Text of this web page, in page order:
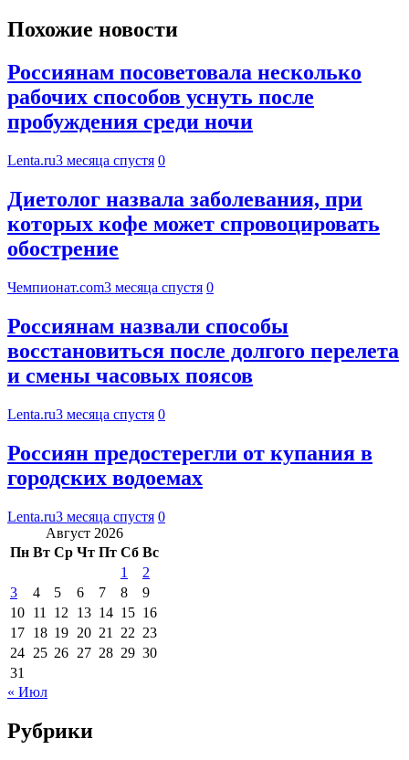
Похожие новости
Россиянам посоветовала несколько
рабочих способов уснуть после
пробуждения среди ночи
Lenta.ru3 месяца спустя 0
Диетолог назвала заболевания, при
которых кофе может спровоцировать
обострение
Чемпионат.com3 месяца спустя 0
Россиянам назвали способы
восстановиться после долгого перелета
и смены часовых поясов
Lenta.ru3 месяца спустя 0
Россиян предостерегли от купания в
городских водоемах
Lenta.ru3 месяца спустя 0
Август 2026
Пн Вт Ср Чт Пт Сб Вс
1
2
3
4 5 6 7 8
9
10 11 12 13 14 15 16
17 18 19 20 21 22 23
24 25 26 27 28 29 30
31
« Июл
Рубрики